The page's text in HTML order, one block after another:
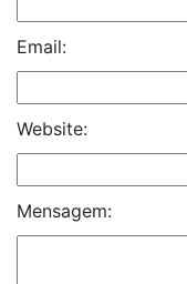
Email:
Website:
Mensagem: